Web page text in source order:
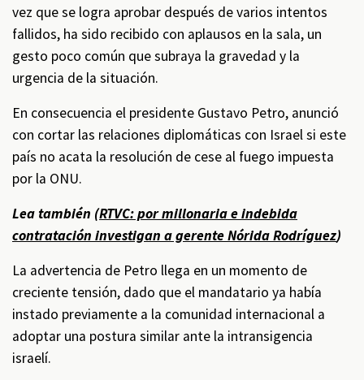
vez que se logra aprobar después de varios intentos
fallidos, ha sido recibido con aplausos en la sala, un
gesto poco común que subraya la gravedad y la
urgencia de la situación.
En consecuencia el presidente Gustavo Petro, anunció
con cortar las relaciones diplomáticas con Israel si este
país no acata la resolución de cese al fuego impuesta
por la ONU.
Lea también (RTVC: por millonaria e indebida
contratación investigan a gerente Nórida Rodríguez)
La advertencia de Petro llega en un momento de
creciente tensión, dado que el mandatario ya había
instado previamente a la comunidad internacional a
adoptar una postura similar ante la intransigencia
israelí.